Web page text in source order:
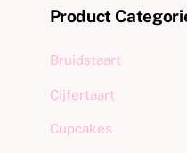
Product
Bruidstaart
Cijfertaart
Cupcakes